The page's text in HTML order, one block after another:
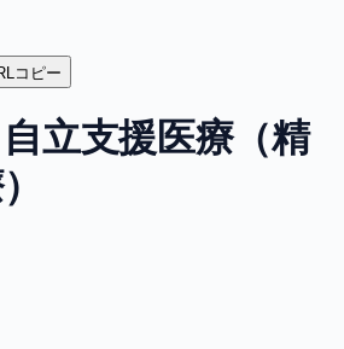
コピー
自立支援医療（精